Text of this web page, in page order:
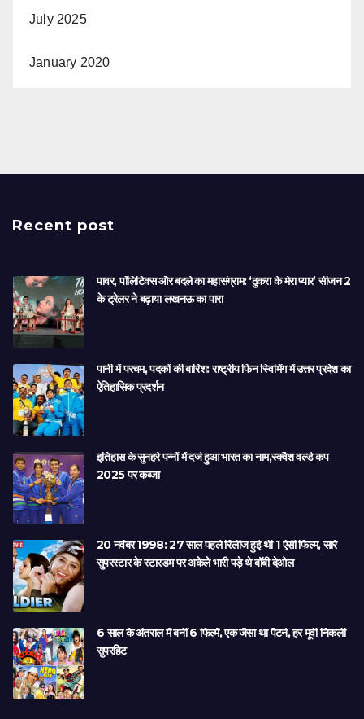
July 2025
January 2020
Recent post
पावर, पॉलिटिक्स और बदले का महासंग्राम: ‘ठुकरा के मेरा प्यार’ सीजन 2
के ट्रेलर ने बढ़ाया लखनऊ का पारा
पानी में परचम, पदकों की बारिश: राष्ट्रीय फिन स्विमिंग में उत्तर प्रदेश का
ऐतिहासिक प्रदर्शन
इतिहास के सुनहरे पन्नों में दर्ज हुआ भारत का नाम,स्क्वैश वर्ल्ड कप
2025 पर कब्जा
20 नवंबर 1998: 27 साल पहले रिलीज हुई थी 1 ऐसी फिल्म, सारे
सुपरस्टार के स्टारडम पर अकेले भारी पड़े थे बॉबी देओल
6 साल के अंतराल में बनीं 6 फिल्में, एक जैसा था पैटर्न, हर मूवी निकली
सुपरहिट